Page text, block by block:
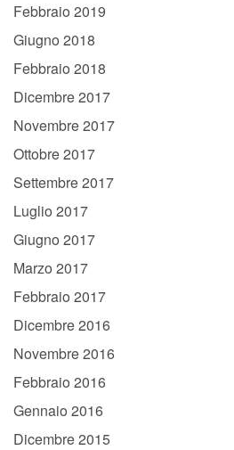
Febbraio 2019
Giugno 2018
Febbraio 2018
Dicembre 2017
Novembre 2017
Ottobre 2017
Settembre 2017
Luglio 2017
Giugno 2017
Marzo 2017
Febbraio 2017
Dicembre 2016
Novembre 2016
Febbraio 2016
Gennaio 2016
Dicembre 2015